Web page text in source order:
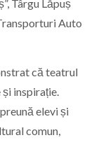
Târgu Lăpuș
Auto
că teatrul
inspirație.
elevi și
comun,